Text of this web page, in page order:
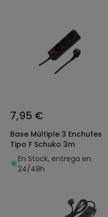
7,95 €
Base Múltiple 3 Enchufes
Tipo F Schuko 3m
En Stock, entrega en
24/48h